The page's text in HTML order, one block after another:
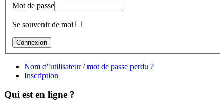
Mot de passe
Se souvenir de moi
Nom d"utilisateur / mot de passe perdu ?
Inscription
Qui est en ligne ?